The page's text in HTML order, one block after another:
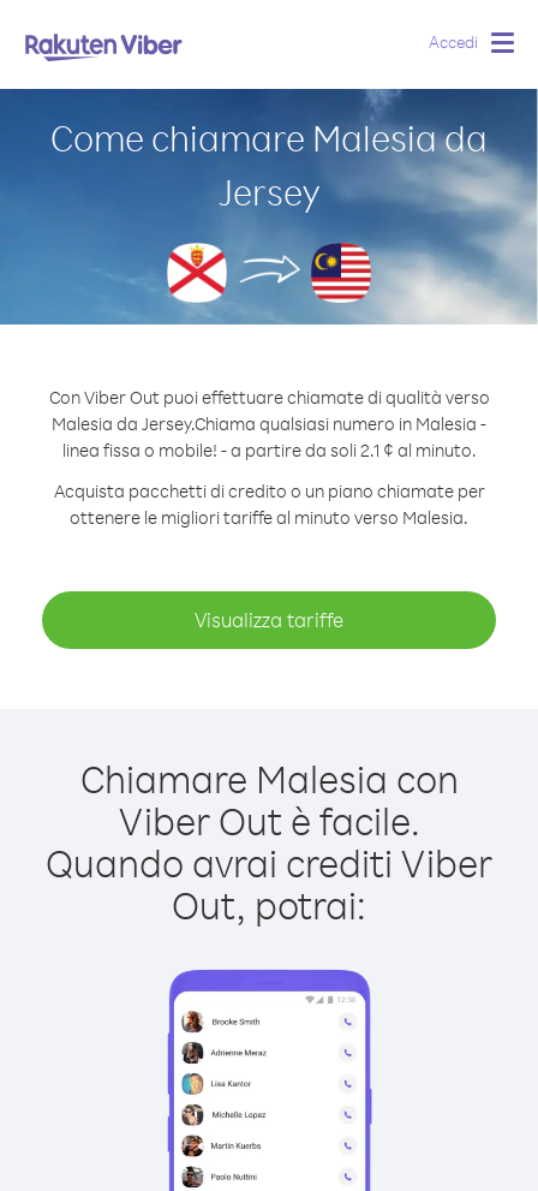
Accedi
Come chiamare Malesia da
Jersey
Con Viber Out puoi effettuare chiamate di qualità verso
Malesia da Jersey.Chiama qualsiasi numero in Malesia -
linea fissa o mobile! - a partire da soli 2.1 ¢ al minuto.
Acquista pacchetti di credito o un piano chiamate per
ottenere le migliori tariffe al minuto verso Malesia.
Visualizza tariffe
Chiamare Malesia con
Viber Out è facile.
Quando avrai crediti Viber
Out, potrai: